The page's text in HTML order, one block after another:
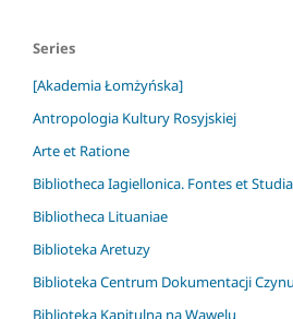
Series
[Akademia Łomżyńska]
Antropologia Kultury Rosyjskiej
Arte et Ratione
Bibliotheca Iagiellonica. Fontes et Studia
Bibliotheca Lituaniae
Biblioteka Aretuzy
Biblioteka Centrum Dokumentacji
Biblioteka Kapitulna na Wawelu